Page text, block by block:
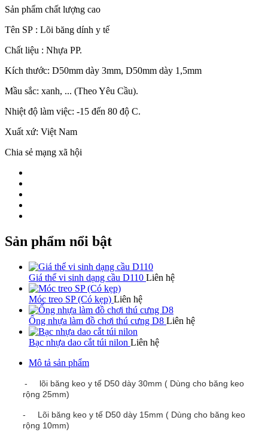
Sản phẩm chất lượng cao
Tên SP : Lõi băng dính y tế
Chất liệu : Nhựa PP.
Kích thước: D50mm dày 3mm, D50mm dày 1,5mm
Mầu sắc: xanh, ... (Theo Yêu Cầu).
Nhiệt độ làm việc: -15 đến 80 độ C.
Xuất xứ: Việt Nam
Chia sẻ mạng xã hội
Sản phẩm nổi bật
Giá thể vi sinh dạng cầu D110 Liên hệ
Móc treo SP (Có kẹp) Liên hệ
Ống nhựa làm đồ chơi thú cưng D8 Liên hệ
Bạc nhựa dao cắt túi nilon Liên hệ
Mô tả sản phẩm
- lõi băng keo y tế D50 dày 30mm ( Dùng cho băng keo
rộng 25mm)
- Lõi băng keo y tế D50 dày 15mm ( Dùng cho băng keo
rộng 10mm)